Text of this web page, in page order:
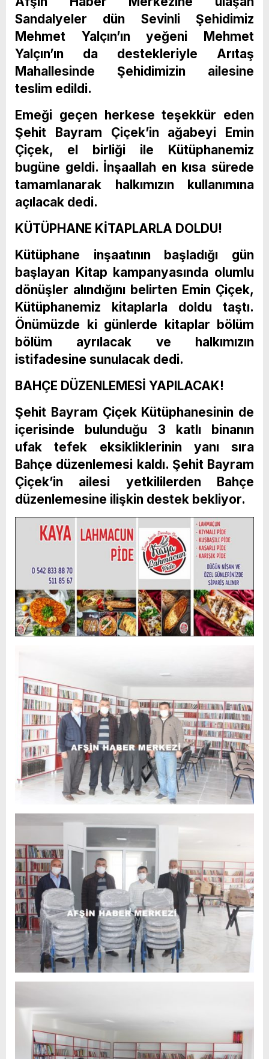
Sandalyeler dün Sevinli Şehidimiz
Mehmet Yalçın’ın yeğeni Mehmet
Yalçın’ın da destekleriyle Arıtaş
Mahallesinde Şehidimizin ailesine
teslim edildi.
Emeği geçen herkese teşekkür eden
Şehit Bayram Çiçek’in ağabeyi Emin
Çiçek, el birliği ile Kütüphanemiz
bugüne geldi. İnşaallah en kısa sürede
tamamlanarak halkımızın kullanımına
açılacak dedi.
KÜTÜPHANE KİTAPLARLA DOLDU!
Kütüphane inşaatının başladığı gün
başlayan Kitap kampanyasında olumlu
dönüşler alındığını belirten Emin Çiçek,
Kütüphanemiz kitaplarla doldu taştı.
Önümüzde ki günlerde kitaplar bölüm
bölüm ayrılacak ve halkımızın
istifadesine sunulacak dedi.
BAHÇE DÜZENLEMESİ YAPILACAK!
Şehit Bayram Çiçek Kütüphanesinin de
içerisinde bulunduğu 3 katlı binanın
ufak tefek eksikliklerinin yanı sıra
Bahçe düzenlemesi kaldı. Şehit Bayram
Çiçek’in ailesi yetkililerden Bahçe
düzenlemesine ilişkin destek bekliyor.